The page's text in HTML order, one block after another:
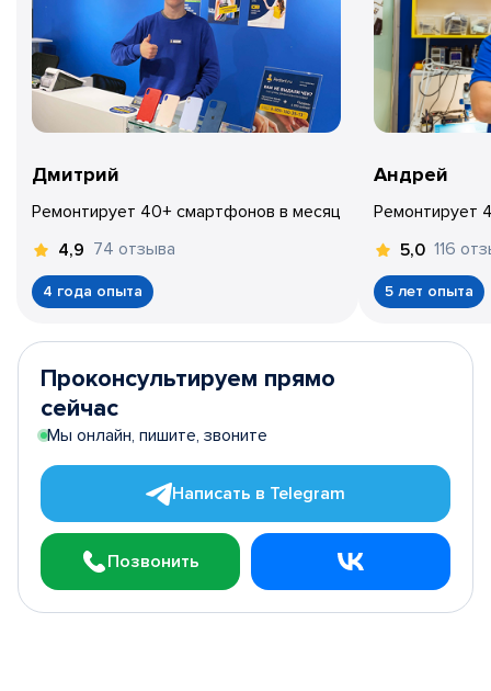
Дмитрий
Ремонтирует 40+ смартфонов в месяц
4,9 74 отзыва
4 года опыта
Андрей
Ремонтирует
5,0 116
5 лет опыта
Проконсультируем прямо
сейчас
Мы онлайн, пишите, звоните
Написать в Telegram
Позвонить